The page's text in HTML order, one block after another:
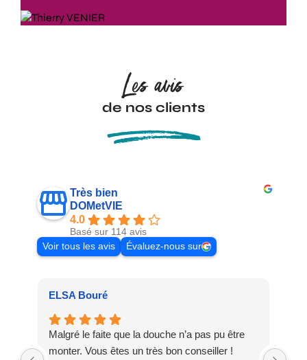
Les avis
de nos clients
Très bien
DOMetVIE
4.0
Basé sur 114 avis
Voir tous les avis
Évaluez-nous sur
ELSA Bouré
Malgré le faite que la douche n’a pas pu être
monter. Vous êtes un très bon conseiller !